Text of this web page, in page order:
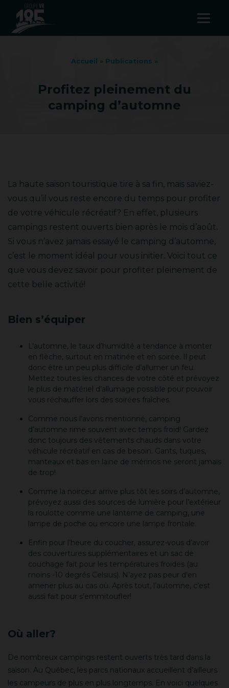
Accueil » Publications »
Profitez pleinement du
camping d’automne
La haute saison touristique tire à sa fin, mais saviez-
vous qu’il vous reste encore du temps pour profiter
de votre véhicule récréatif? En effet, plusieurs
campings restent ouverts bien après le mois d’août.
Si vous n’avez jamais essayé le camping d’automne,
c’est le moment idéal pour vous initier. Voici tout ce
que vous devez savoir pour profiter pleinement de
cette belle activité!
Bien s’équiper
L’automne, le taux d’humidité a tendance à monter
en flèche, surtout en matinée et en soirée. Il peut
donc être un peu plus difficile d’allumer un feu.
Mettez toutes les chances de votre côté et prévoyez
le plus de matériel d’allumage possible pour pouvoir
vous réchauffer lors des soirées fraîches.
Comme nous l’avons mentionné, camping
d’automne rime souvent avec temps froid! Gardez
donc toujours des vêtements chauds dans votre
véhicule récréatif en cas de besoin. Gants, tuques,
manteaux et bas en laine de mérinos ne seront jamais
de trop!
Comme la noirceur arrive plus tôt les soirs d’automne,
prévoyez aussi des sources de lumière pour l’extérieur
la roulotte comme une lanterne de camping, une
lampe de poche ou encore une lampe frontale.
Enfin pour l’heure du coucher, assurez-vous d’avoir
des couvertures supplémentaires et un sac de
couchage fait pour les températures froides (au
moins -10 degrés Celsius). N’ayez pas peur d’en
amener plus au cas où. Après tout, l’automne, c’est
aussi fait pour s’emmitoufler!
Où aller?
De nombreux campings restent ouverts très tard dans la
saison. Au Québec, les parcs nationaux accueillent d’ailleurs
les campeurs de plus en plus longtemps. En voici quelques